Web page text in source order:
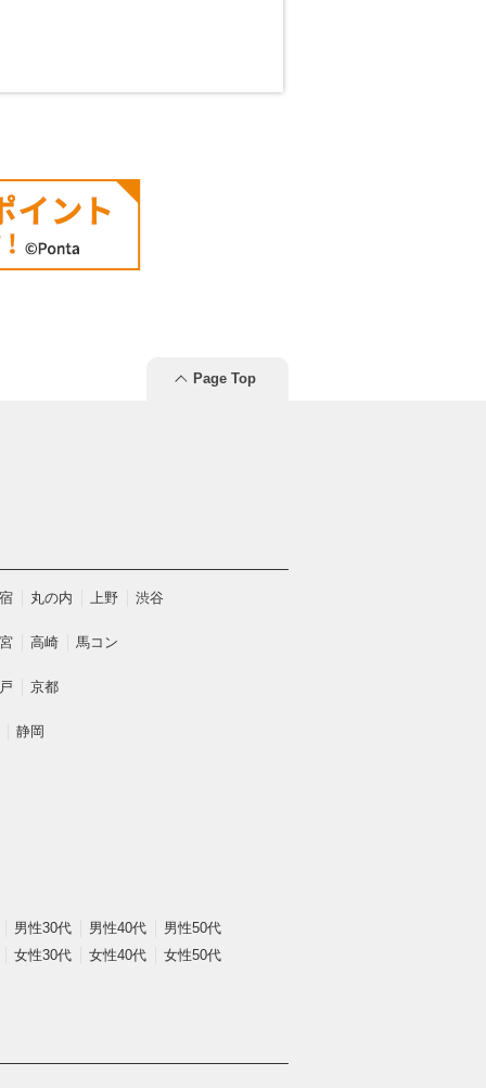
Page Top
丸の内 上野 渋谷
高崎 馬コン
京都
静岡
男性30代 男性40代
男性50代
女性30代 女性40代 女性50代